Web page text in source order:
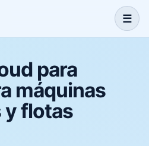
☰
para
máquinas
y flotas